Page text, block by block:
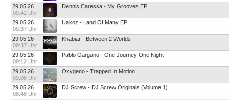
29.05.26
09:42 Uhr
Dennis Caressa - My Grooves EP
29.05.26
09:37 Uhr
Uakoz - Land Of Many EP
29.05.26
09:37 Uhr
Khabiar - Between 2 Worlds
29.05.26
09:12 Uhr
Pablo Gargano - One Journey One Night
29.05.26
09:08 Uhr
Oxygeno - Trapped In Motion
29.05.26
08:48 Uhr
DJ Screw - DJ Screw Originals (Volume 1)